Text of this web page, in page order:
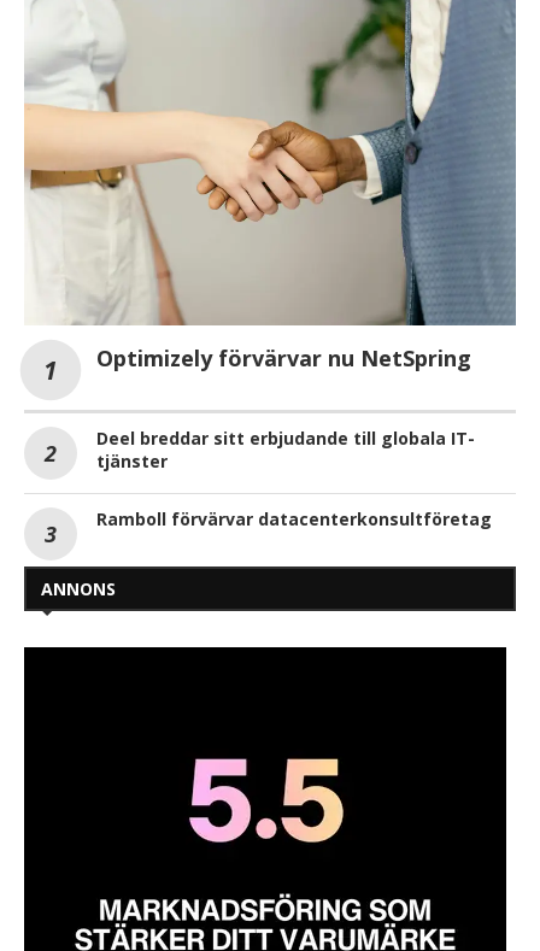
Optimizely förvärvar nu NetSpring
Deel breddar sitt erbjudande till globala IT-
tjänster
Ramboll förvärvar datacenterkonsultföretag
ANNONS